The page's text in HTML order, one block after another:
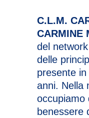
C.L.M.
CARMINE
del
delle
presente
anni. Nella
occupiamo
benessere